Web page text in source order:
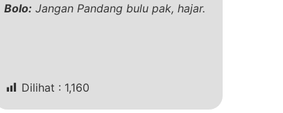
Bolo: Jangan Pandang bulu pak, hajar.
Dilihat : 1,160